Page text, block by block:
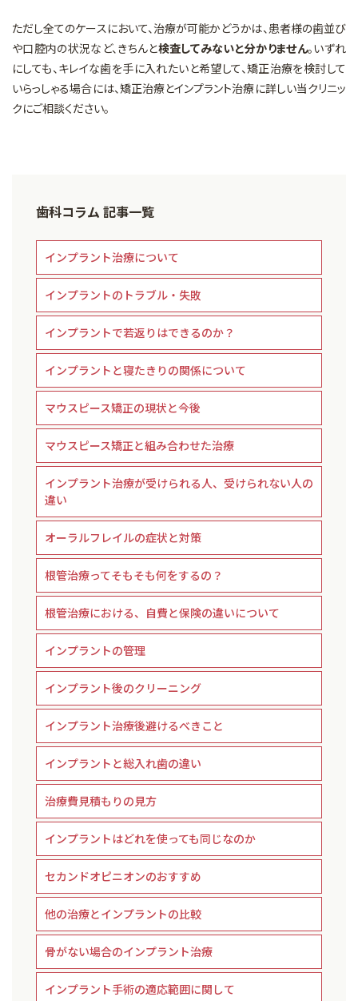
ただし全てのケースにおいて、治療が可能かどうかは、患者様の歯並び
や口腔内の状況など、きちんと検査してみないと分かりません。いずれ
にしても、キレイな歯を手に入れたいと希望して、矯正治療を検討して
いらっしゃる場合には、矯正治療とインプラント治療に詳しい当クリニッ
クにご相談ください。
歯科コラム 記事一覧
インプラント治療について
インプラントのトラブル・失敗
インプラントで若返りはできるのか？
インプラントと寝たきりの関係について
マウスピース矯正の現状と今後
マウスピース矯正と組み合わせた治療
インプラント治療が受けられる人、受けられない人の
違い
オーラルフレイルの症状と対策
根管治療ってそもそも何をするの？
根管治療における、自費と保険の違いについて
インプラントの管理
インプラント後のクリーニング
インプラント治療後避けるべきこと
インプラントと総入れ歯の違い
治療費見積もりの見方
インプラントはどれを使っても同じなのか
セカンドオピニオンのおすすめ
他の治療とインプラントの比較
骨がない場合のインプラント治療
インプラント手術の適応範囲に関して